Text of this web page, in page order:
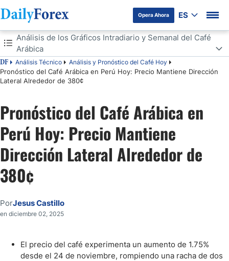
Opera Ahora ES
Tabla de contenidos
DF Análisis Técnico Análisis y Pronóstico del Café Hoy
Pronóstico del Café Arábica en Perú Hoy: Precio Mantiene Dirección
Lateral Alrededor de 380¢
Análisis de los Gráficos Intradiario y Semanal del Café
Arábica
Análisis de los Gráficos Intradiario y Semanal del Café Arábica
Análisis del Gráfico Diario en el par USD/PEN
Pronóstico del Café Arábica en
Perú Hoy: Precio Mantiene
Dirección Lateral Alrededor de
380¢
PorJesus Castillo
en diciembre 02, 2025
El precio del café experimenta un aumento de 1.75%
desde el 24 de noviembre, rompiendo una racha de dos